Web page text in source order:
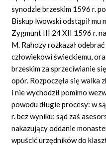
synodzie brzeskim 1596 r.
Biskup lwowski odstąpił
Zygmunt III 24 XII 1596 r.
M. Rahozy rozkazał
człowiekowi świeckiemu,
brzeskim za sprzeciwianie
opór. Rozpoczęła się walka
i nie wychodził pomimo
powodu długie procesy: w
r. bez wyniku; sąd zaś
nakazujący oddanie
wpuścić urzędników do